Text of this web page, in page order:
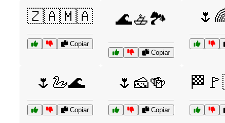
🇿🇦🇲🇦
Copiar
🌊🚣🏞️
Copiar
🌷🦢🌊
Copiar
🌷🧀🍻
Copiar